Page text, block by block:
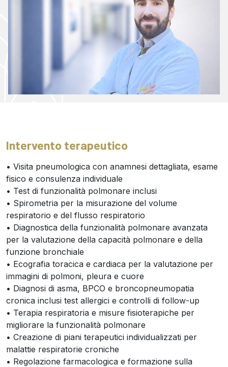
Intervento terapeutico
• Visita pneumologica con anamnesi dettagliata, esame
fisico e consulenza individuale
• Test di funzionalità polmonare inclusi
• Spirometria per la misurazione del volume
respiratorio e del flusso respiratorio
• Diagnostica della funzionalità polmonare avanzata
per la valutazione della capacità polmonare e della
funzione bronchiale
• Ecografia toracica e cardiaca per la valutazione per
immagini di polmoni, pleura e cuore
• Diagnosi di asma, BPCO e broncopneumopatia
cronica inclusi test allergici e controlli di follow-up
• Terapia respiratoria e misure fisioterapiche per
migliorare la funzionalità polmonare
• Creazione di piani terapeutici individualizzati per
malattie respiratorie croniche
• Regolazione farmacologica e formazione sulla